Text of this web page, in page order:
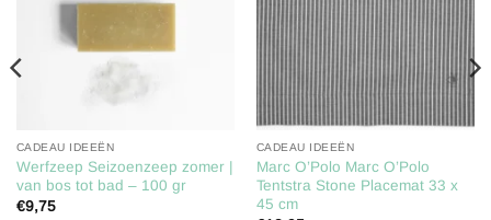
CADEAU IDEEËN
Werfzeep Seizoenzeep zomer |
van bos tot bad – 100 gr
€9,75
CADEAU IDEEËN
Marc O’Polo Marc O’Polo
Tentstra Stone Placemat 33 x
45 cm